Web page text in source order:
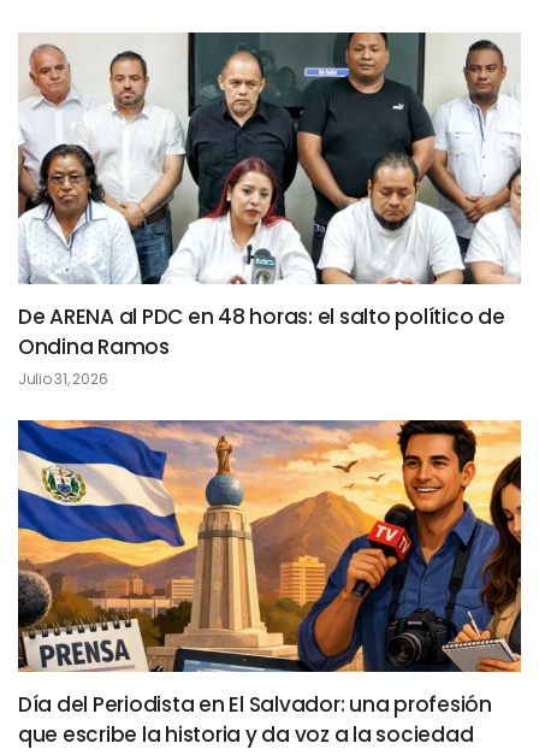
De ARENA al PDC en 48 horas: el salto político de
Ondina Ramos
Julio 31, 2026
Día del Periodista en El Salvador: una profesión
que escribe la historia y da voz a la sociedad